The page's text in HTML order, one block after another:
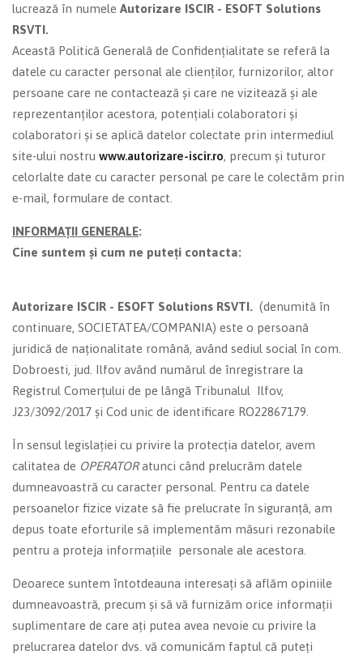
lucrează în numele Autorizare ISCIR - ESOFT Solutions
RSVTI.
Această Politică Generală de Confidențialitate se referă la
datele cu caracter personal ale clienților, furnizorilor, altor
persoane care ne contactează și care ne vizitează și ale
reprezentanților acestora, potențiali colaboratori și
colaboratori și se aplică datelor colectate prin intermediul
site-ului nostru www.autorizare-iscir.ro, precum și tuturor
celorlalte date cu caracter personal pe care le colectăm prin
e-mail, formulare de contact.
INFORMAȚII GENERALE:
Cine suntem și cum ne puteți contacta:
Autorizare ISCIR - ESOFT Solutions RSVTI. (denumită în
continuare, SOCIETATEA/COMPANIA) este o persoană
juridică de naționalitate română, având sediul social în com.
Dobroesti, jud. Ilfov având numărul de înregistrare la
Registrul Comerțului de pe lângă Tribunalul Ilfov,
J23/3092/2017 și Cod unic de identificare RO22867179.
În sensul legislației cu privire la protecția datelor, avem
calitatea de OPERATORatunci când prelucrăm datele
dumneavoastră cu caracter personal. Pentru ca datele
persoanelor fizice vizate să fie prelucrate în siguranță, am
depus toate eforturile să implementăm măsuri rezonabile
pentru a proteja informațiile personale ale acestora.
Deoarece suntem întotdeauna interesați să aflăm opiniile
dumneavoastră, precum și să vă furnizăm orice informații
suplimentare de care ați putea avea nevoie cu privire la
prelucrarea datelor dvs. vă comunicăm faptul că puteți